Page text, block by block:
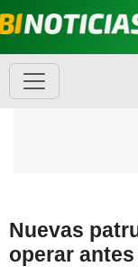
Nuevas
operar